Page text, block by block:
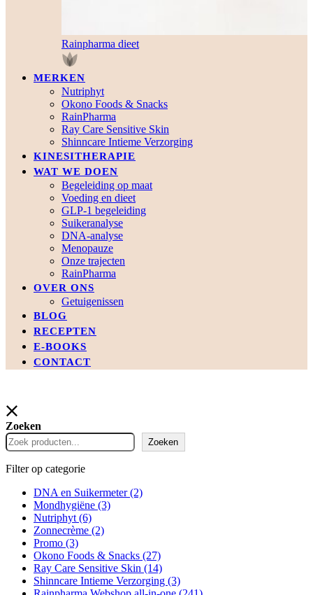
Rainpharma dieet
MERKEN
Nutriphyt
Okono Foods & Snacks
RainPharma
Ray Care Sensitive Skin
Shinncare Intieme Verzorging
KINESITHERAPIE
WAT WE DOEN
Begeleiding op maat
Voeding en dieet
GLP-1 begeleiding
Suikeranalyse
DNA-analyse
Menopauze
Onze trajecten
RainPharma
OVER ONS
Getuigenissen
BLOG
RECEPTEN
E-BOOKS
CONTACT
Zoeken
Zoeken
Filter op categorie
DNA en Suikermeter(2)
Mondhygiëne (3)
Nutriphyt (6)
Zonnecrème (2)
Promo (3)
Okono Foods & Snacks (27)
Ray Care Sensitive Skin (14)
Shinncare Intieme Verzorging (3)